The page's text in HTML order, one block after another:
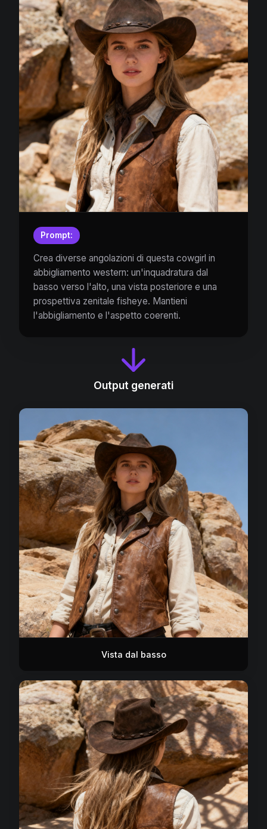
Prompt:
Crea diverse angolazioni di questa cowgirl in
abbigliamento western: un'inquadratura dal
basso verso l'alto, una vista posteriore e una
prospettiva zenitale fisheye. Mantieni
l'abbigliamento e l'aspetto coerenti.
Output generati
Vista dal basso